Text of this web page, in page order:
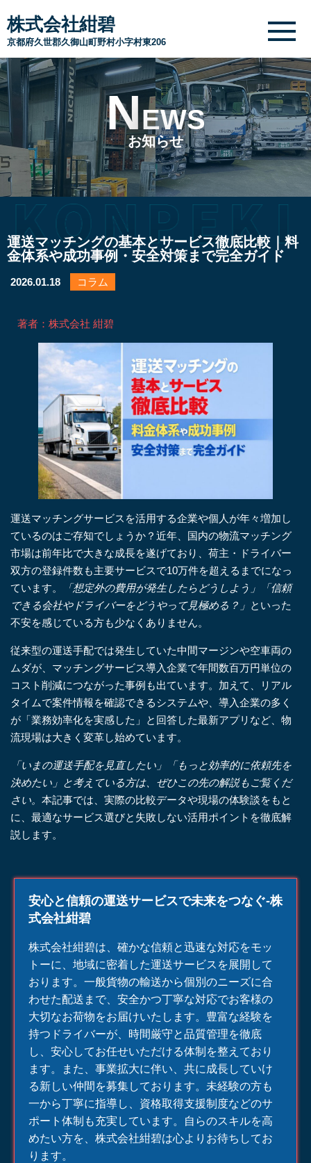
株式会社紺碧
京都府久世郡久御山町野村小字村東206
NEWS
お知らせ
運送マッチングの基本とサービス徹底比較｜料
金体系や成功事例・安全対策まで完全ガイド
2026.01.18 コラム
著者：️株式会社 紺碧
運送マッチングサービスを活用する企業や個人が年々増加し
ているのはご存知でしょうか？近年、国内の物流マッチング
市場は前年比で大きな成長を遂げており、荷主・ドライバー
双方の登録件数も主要サービスで10万件を超えるまでになっ
ています。
「想定外の費用が発生したらどうしよう」「信頼
できる会社やドライバーをどうやって見極める？」 といった
不安を感じている方も少なくありません。
従来型の運送手配では発生していた中間マージンや空車両の
ムダが、マッチングサービス導入企業で年間数百万円単位の
コスト削減につながった事例も出ています。加えて、リアル
タイムで案件情報を確認できるシステムや、導入企業の多く
が「業務効率化を実感した」と回答した最新アプリなど、物
流現場は大きく変革し始めています。
「いまの運送手配を見直したい」「もっと効率的に依頼先を
決めたい」と考えている方は、ぜひこの先の解説もご覧くだ
さい。 本記事では、実際の比較データや現場の体験談をもと
に、最適なサービス選びと失敗しない活用ポイントを徹底解
説します。
安心と信頼の運送サービスで未来をつなぐ-株
式会社紺碧
株式会社紺碧は、確かな信頼と迅速な対応をモッ
トーに、地域に密着した運送サービスを展開して
おります。一般貨物の輸送から個別のニーズに合
わせた配送まで、安全かつ丁寧な対応でお客様の
大切なお荷物をお届けいたします。豊富な経験を
持つドライバーが、時間厳守と品質管理を徹底
し、安心してお任せいただける体制を整えており
ます。また、事業拡大に伴い、共に成長していけ
る新しい仲間を募集しております。未経験の方も
一から丁寧に指導し、資格取得支援制度などのサ
ポート体制も充実しています。自らのスキルを高
めたい方を、株式会社紺碧は心よりお待ちしてお
ります。